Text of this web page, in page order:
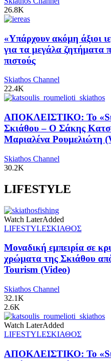
26.8K
«Υπάρχουν ακόμη άξιοι
για τα μεγάλα ζητήματα
πιστούς
Skiathos Channel
22.4K
ΑΠΟΚΛΕΙΣΤΙΚΟ: Το
Σκιάθου – Ο Σάκης
Μαριαλένα Ρουμελιώτη
Skiathos Channel
30.2K
LIFESTYLE
Watch LaterAdded
LIFESTYLEΣΚΙΑΘΟΣ
Μοναδική εμπειρία σε
χρώματα της Σκιάθου
Tourism (Video)
Skiathos Channel
32.1K
2.6K
Watch LaterAdded
LIFESTYLEΣΚΙΑΘΟΣ
ΑΠΟΚΛΕΙΣΤΙΚΟ: Το